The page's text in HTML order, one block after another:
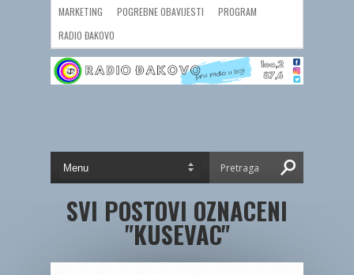
MARKETING POGREBNE OBAVIJESTI
PROGRAM
RADIO ĐAKOVO
SVI POSTOVI OZNACENI
"KUSEVAC"